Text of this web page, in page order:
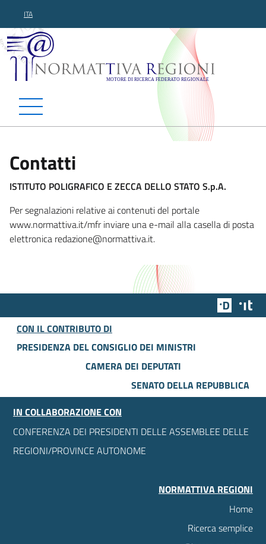
ITA
Normattiva Regioni -
Contatti
ISTITUTO POLIGRAFICO E ZECCA DELLO STATO S.p.A.
Per segnalazioni relative ai contenuti del portale
www.normattiva.it/mfr inviare una e-mail alla casella di posta
elettronica redazione@normattiva.it.
Team
CON IL CONTRIBUTO DI
PRESIDENZA DEL CONSIGLIO DEI MINISTRI
CAMERA DEI DEPUTATI
SENATO DELLA REPUBBLICA
IN COLLABORAZIONE CON
CONFERENZA DEI PRESIDENTI DELLE ASSEMBLEE DELLE
REGIONI/PROVINCE AUTONOME
NORMATTIVA REGIONI
Home
Ricerca semplice